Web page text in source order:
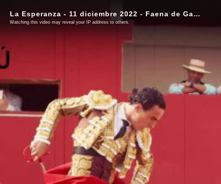
La Esperanza - 11 diciembre 2022 - Faena de Galdos al primero
Watching this video may reveal your IP address to others.